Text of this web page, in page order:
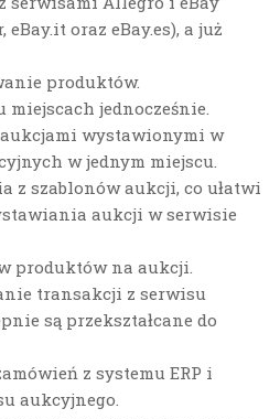
eBay.it oraz eBay.es), a już
produktów.
jednocześnie.
wystawionymi w
w jednym miejscu.
z szablonów aukcji, co ułatwi
aukcji w serwisie
produktów na aukcji.
transakcji z serwisu
są przekształcane do
z systemu ERP i
aukcyjnego.